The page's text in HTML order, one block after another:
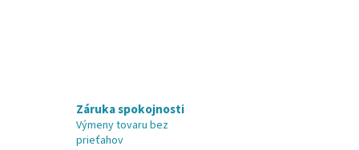
Záruka spokojnosti
Výmeny tovaru bez
prieťahov